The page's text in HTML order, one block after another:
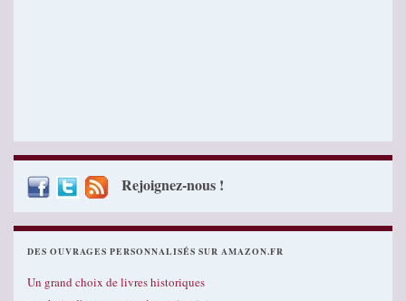
Rejoignez-nous !
DES OUVRAGES PERSONNALISÉS SUR AMAZON.FR
Un grand choix de livres historiques